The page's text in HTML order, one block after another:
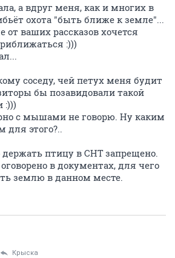
а вдруг меня, как и многих в
охота "быть ближе к земле"...
ваших рассказов хочется
:)))
соседу, чей петух меня будит
бы позавидовали такой
:)))
с мышами не говорю. Ну каким
для этого?..
держать птицу в СНТ запрещено.
в документах, для чего
землю в данном месте.
Крыска